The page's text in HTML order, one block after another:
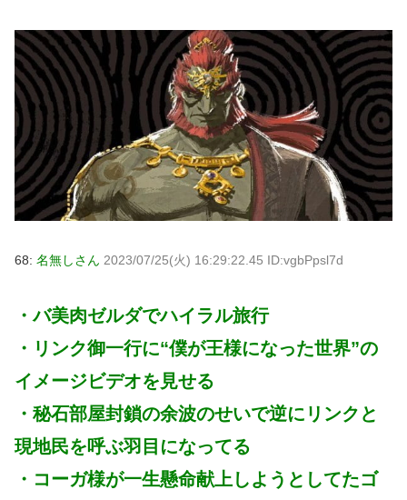
68: 名無しさん 2023/07/25(火) 16:29:22.45 ID:vgbPpsl7d
・バ美肉ゼルダでハイラル旅行
・リンク御一行に“僕が王様になった世界”の
イメージビデオを見せる
・秘石部屋封鎖の余波のせいで逆にリンクと
現地民を呼ぶ羽目になってる
・コーガ様が一生懸命献上しようとしてたゴ